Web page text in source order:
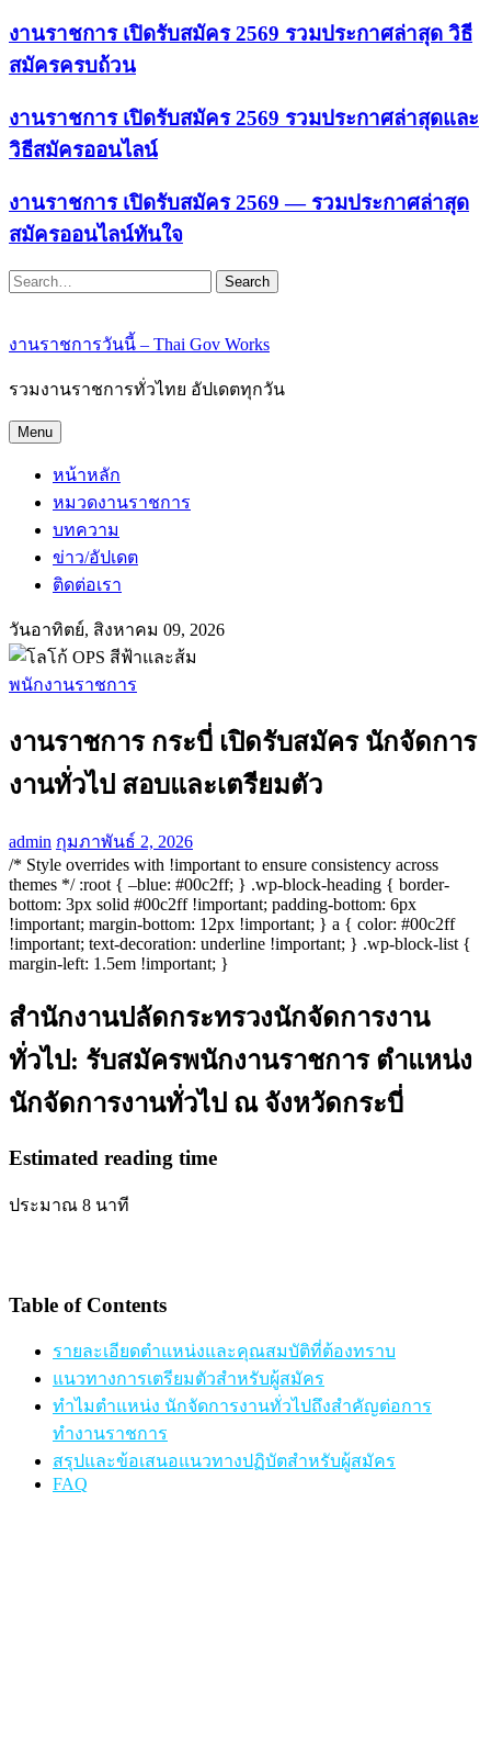
งานราชการ เปิดรับสมัคร 2569 รวมประกาศล่าสุด วิธี
สมัครครบถ้วน
งานราชการ เปิดรับสมัคร 2569 รวมประกาศล่าสุดและ
วิธีสมัครออนไลน์
งานราชการ เปิดรับสมัคร 2569 — รวมประกาศล่าสุด
สมัครออนไลน์ทันใจ
Search
งานราชการวันนี้ – Thai Gov Works
รวมงานราชการทั่วไทย อัปเดตทุกวัน
Menu
หน้าหลัก
หมวดงานราชการ
บทความ
ข่าว/อัปเดต
ติดต่อเรา
วันอาทิตย์, สิงหาคม 09, 2026
พนักงานราชการ
งานราชการ กระบี่ เปิดรับสมัคร นักจัดการ
งานทั่วไป สอบและเตรียมตัว
admin กุมภาพันธ์ 2, 2026
/* Style overrides with !important to ensure consistency across
themes */ :root { –blue: #00c2ff; } .wp-block-heading { border-
bottom: 3px solid #00c2ff !important; padding-bottom: 6px
!important; margin-bottom: 12px !important; } a { color: #00c2ff
!important; text-decoration: underline !important; } .wp-block-list {
margin-left: 1.5em !important; }
สำนักงานปลัดกระทรวงนักจัดการงาน
ทั่วไป: รับสมัครพนักงานราชการ ตำแหน่ง
นักจัดการงานทั่วไป ณ จังหวัดกระบี่
Estimated reading time
ประมาณ 8 นาที
Table of Contents
รายละเอียดตำแหน่งและคุณสมบัติที่ต้องทราบ
แนวทางการเตรียมตัวสำหรับผู้สมัคร
ทำไมตำแหน่ง นักจัดการงานทั่วไปถึงสำคัญต่อการ
ทำงานราชการ
สรุปและข้อเสนอแนวทางปฏิบัตสำหรับผู้สมัคร
FAQ